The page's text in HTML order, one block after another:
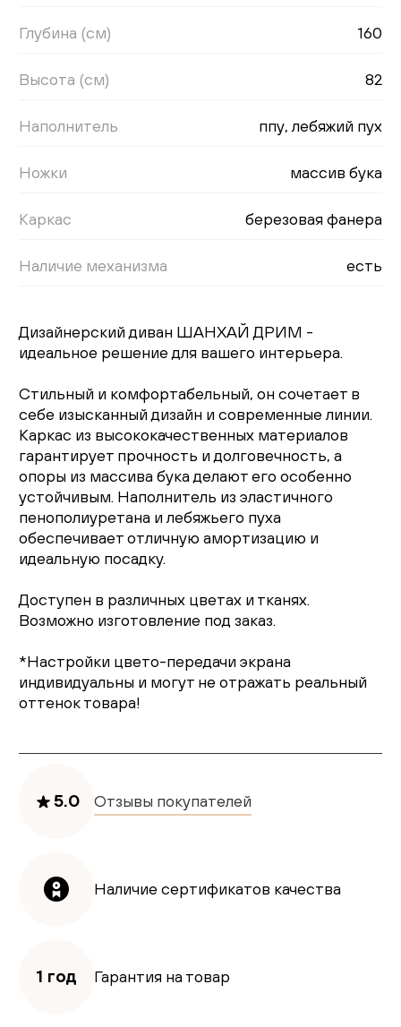
Глубина (см) 160
Высота (см) 82
Наполнитель ппу, лебяжий пух
Ножки массив бука
Каркас березовая фанера
Наличие механизма есть
Дизайнерский диван ШАНХАЙ ДРИМ -
идеальное решение для вашего интерьера.
Стильный и комфортабельный, он сочетает в
себе изысканный дизайн и современные линии.
Каркас из высококачественных материалов
гарантирует прочность и долговечность, а
опоры из массива бука делают его особенно
устойчивым. Наполнитель из эластичного
пенополиуретана и лебяжьего пуха
обеспечивает отличную амортизацию и
идеальную посадку.
Доступен в различных цветах и тканях.
Возможно изготовление под заказ.
*Настройки цвето-передачи экрана
индивидуальны и могут не отражать реальный
оттенок товара!
5.0 Отзывы покупателей
Наличие сертификатов качества
1 год Гарантия на товар